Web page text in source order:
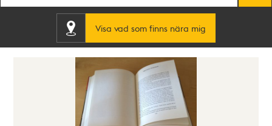
Visa vad som finns nära mig